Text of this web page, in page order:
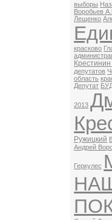
выборы
Воробьев
Лещенко
красково
депутатов
область
Депутат
2013
Ружицкий
Андрей
Геркулес